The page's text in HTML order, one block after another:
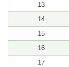
13
14
15
16
17